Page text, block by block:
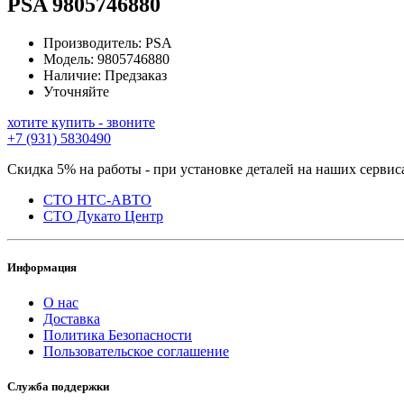
Производитель: PSA
Модель: 9805746880
Наличие: Предзаказ
Уточняйте
хотите купить - звоните
+7 (931) 5830490
Скидка 5% на работы - при установке деталей на наших
СТО НТС-АВТО
СТО Дукато Центр
Информация
О нас
Доставка
Политика Безопасности
Пользовательское соглашение
Служба поддержки